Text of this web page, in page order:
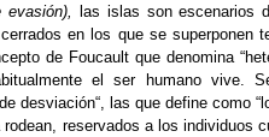
las islas son escenarios
en los que se superponen
de Foucault que denomina
el ser humano vive.
desviación“, las que define como
reservados a los individuos